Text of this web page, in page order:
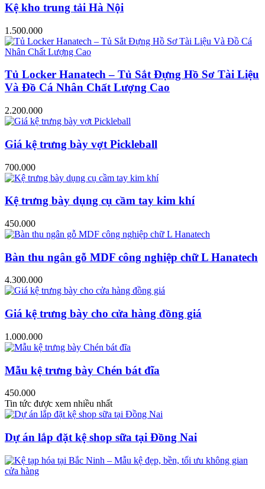
Kệ kho trung tải Hà Nội
1.500.000
Tủ Locker Hanatech – Tủ Sắt Đựng Hồ Sơ Tài Liệu
Và Đồ Cá Nhân Chất Lượng Cao
2.200.000
Giá kệ trưng bày vợt Pickleball
700.000
Kệ trưng bày dụng cụ cầm tay kim khí
450.000
Bàn thu ngân gỗ MDF công nghiệp chữ L Hanatech
4.300.000
Giá kệ trưng bày cho cửa hàng đồng giá
1.000.000
Mẫu kệ trưng bày Chén bát đĩa
450.000
Tin tức được xem nhiều nhất
Dự án lắp đặt kệ shop sữa tại Đồng Nai